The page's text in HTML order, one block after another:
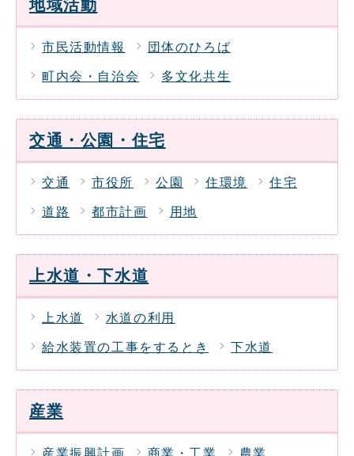
地域活動
市民活動情報 団体のひろば
町内会・自治会 多文化共生
交通・公園・住宅
交通 市役所 公園 住環境 住宅
道路 都市計画 用地
上水道・下水道
上水道 水道の利用
給水装置の工事をするとき 下水道
産業
産業振興計画 商業・工業 農業